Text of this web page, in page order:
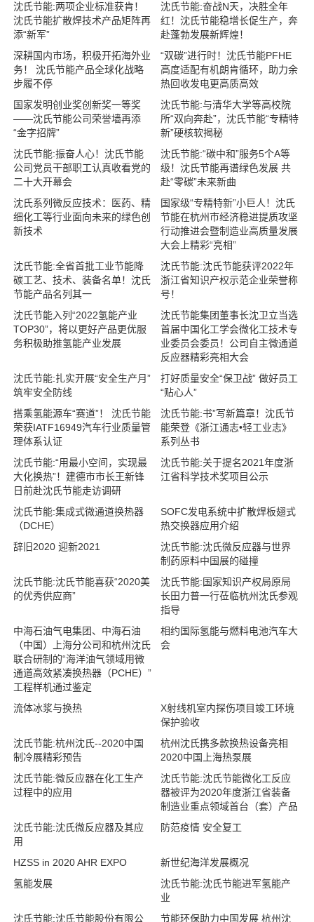
沈氏节能:两项企业标准获肯！
沈氏节能扩散焊技术产品矩阵再
添“新军”
沈氏节能:奋战N天，决胜全年
红！沈氏节能稳增长促生产，奔
赴蓬勃发展新辉煌！
深耕国内市场，积极开拓海外业
务！ 沈氏节能产品全球化战略
步履不停
“双碳”进行时！沈氏节能PFHE
高度适配有机朗肯循环，助力余
热回收发电更高质高效
国家发明创业奖创新奖一等奖
——沈氏节能公司荣誉墙再添
“金字招牌”
沈氏节能:与清华大学等高校院
所“双向奔赴”，沈氏节能“专精特
新”硬核软揭秘
沈氏节能:振奋人心！沈氏节能
公司党员干部职工认真收看党的
二十大开幕会
沈氏节能:“碳中和”服务5个A等
级！沈氏节能再谱绿色发展 共
赴“零碳”未来新曲
沈氏系列微反应技术：医药、精
细化工等行业面向未来的绿色创
新技术
国家级“专精特新”小巨人！沈氏
节能在杭州市经济稳进提质攻坚
行动推进会暨制造业高质量发展
大会上精彩“亮相”
沈氏节能:全省首批工业节能降
碳工艺、技术、装备名单！沈氏
节能产品名列其一
沈氏节能:沈氏节能获评2022年
浙江省知识产权示范企业荣誉称
号！
沈氏节能入列“2022氢能产业
TOP30”，将以更好产品更优服
务积极助推氢能产业发展
沈氏节能集团董事长沈卫立当选
首届中国化工学会微化工技术专
业委员会委员！公司自主微通道
反应器精彩亮相大会
沈氏节能:扎实开展“安全生产月”
筑牢安全防线
打好质量安全“保卫战” 做好员工
“贴心人”
搭乘氢能源车“赛道”！ 沈氏节能
荣获IATF16949汽车行业质量管
理体系认证
沈氏节能:书”写新篇章！沈氏节
能荣登《浙江通志•轻工业志》
系列丛书
沈氏节能:“用最小空间，实现最
大化换热”！建德市市长王新锋
日前赴沈氏节能走访调研
沈氏节能:关于提名2021年度浙
江省科学技术奖项目公示
沈氏节能:集成式微通道换热器
（DCHE）
SOFC发电系统中扩散焊板翅式
热交换器应用介绍
辞旧2020 迎新2021
沈氏节能:沈氏微反应器与世界
制药原料中国展的碰撞
沈氏节能:沈氏节能喜获“2020美
的优秀供应商”
沈氏节能:国家知识产权局原局
长田力普一行莅临杭州沈氏参观
指导
中海石油气电集团、中海石油
（中国）上海分公司和杭州沈氏
联合研制的“海洋油气领域用微
通道高效紧凑换热器（PCHE）”
工程样机通过鉴定
相约国际氢能与燃料电池汽车大
会
流体冰浆与换热
X射线机室内探伤项目竣工环境
保护验收
沈氏节能:杭州沈氏--2020中国
制冷展精彩预告
杭州沈氏携多款换热设备亮相
2020中国上海热泵展
沈氏节能:微反应器在化工生产
过程中的应用
沈氏节能:沈氏节能微化工反应
器被评为2020年度浙江省装备
制造业重点领域首台（套）产品
沈氏节能:沈氏微反应器及其应
用
防范疫情 安全复工
HZSS in 2020 AHR EXPO
新世纪海洋发展概况
氢能发展
沈氏节能:沈氏节能进军氢能产
业
沈氏节能:沈氏节能股份有限公
节能环保助力中国发展 杭州沈